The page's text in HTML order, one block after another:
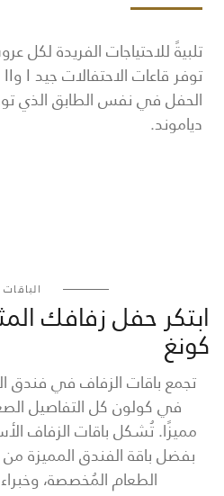
تلبيةً للاحتياجات الفريدة
الحفل في نفس الطابق الذي
دياموند.
الباقات
ابتكر حفل زفافك
كونغ
تجمع باقات الزفاف في فندق
في كولون كل التفاصيل
مميزًا. تُشكل باقات الزفاف
بفضل باقة الفندق المميزة من
الطعام المُخصصة،